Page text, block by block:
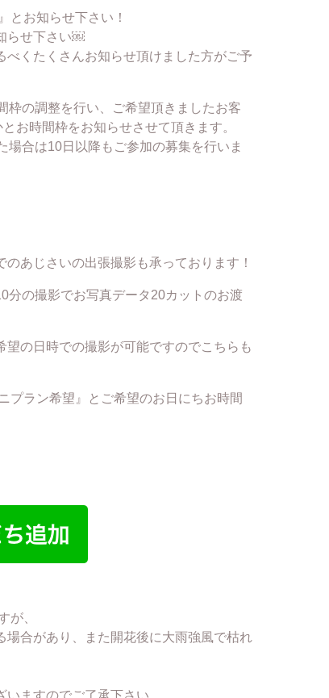
とお知らせ下さい！
らせ下さい￼
くたくさんお知らせ頂けました方がご予
枠の調整を行い、ご希望頂きましたお客
お時間枠をお知らせさせて頂きます。
合は10日以降もご参加の募集を行いま
あじさいの出張撮影も承っております！
分の撮影でお写真データ20カットのお渡
の日時での撮影が可能ですのでこちらも
プラン希望』とご希望のお日にちお時間
が、
合があり、また開花後に大雨強風で枯れ
ますのでご了承下さい。